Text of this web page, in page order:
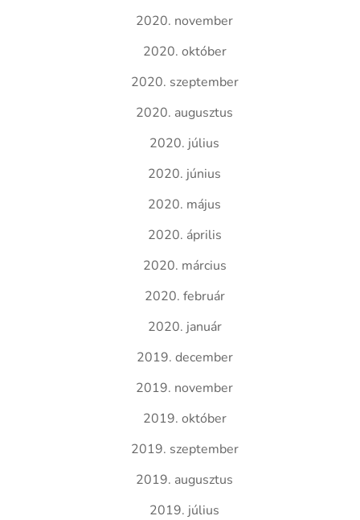
2020. november
2020. október
2020. szeptember
2020. augusztus
2020. július
2020. június
2020. május
2020. április
2020. március
2020. február
2020. január
2019. december
2019. november
2019. október
2019. szeptember
2019. augusztus
2019. július